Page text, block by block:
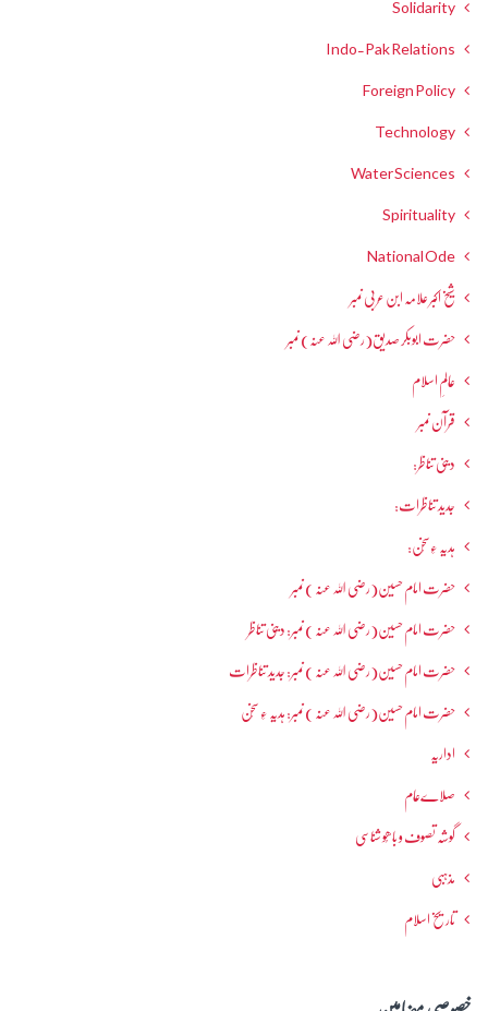
Solidarity
Indo-Pak Relations
Foreign Policy
Technology
Water Sciences
Spirituality
National Ode
شیخ اکبر علامہ ابن عربی نمبر
حضرت ابوبکر صدیق(رضی اللہ عنہ) نمبر
عالمِ اسلام
قرآن نمبر
دینی تناظر:
جدید تناظرات:
ہدیہ ءِسُخن:
حضرت امام حسین(رضی اللہ عنہ ) نمبر
حضرت امام حسین(رضی اللہ عنہ ) نمبر: دینی تناظر
حضرت امام حسین(رضی اللہ عنہ ) نمبر: جدید تناظرات
حضرت امام حسین(رضی اللہ عنہ ) نمبر: ہدیہ ءِ سُخن
اداریہ
صلاےعام
گوشہ تصوف و باھُو شناسی
مذہبی
تاریخ اسلام